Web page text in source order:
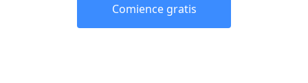
Comience gratis